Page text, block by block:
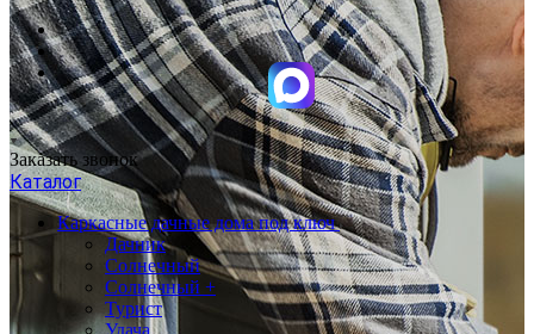
Заказать звонок
Каталог
Каркасные дачные дома под ключ
Дачник
Солнечный
Солнечный +
Турист
Удача